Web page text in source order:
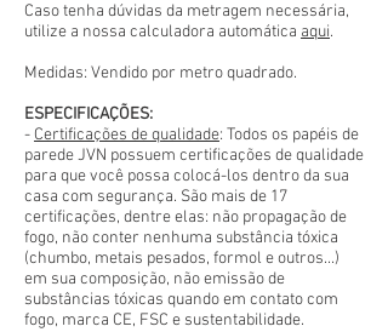
Caso tenha dúvidas da metragem necessária,
utilize a nossa calculadora automática aqui.
Medidas: Vendido por metro quadrado.
ESPECIFICAÇÕES:
- Certificações de qualidade: Todos os papéis de
parede JVN possuem certificações de qualidade
para que você possa colocá-los dentro da sua
casa com segurança. São mais de 17
certificações, dentre elas: não propagação de
fogo, não conter nenhuma substância tóxica
(chumbo, metais pesados, formol e outros...)
em sua composição, não emissão de
substâncias tóxicas quando em contato com
fogo, marca CE, FSC e sustentabilidade.